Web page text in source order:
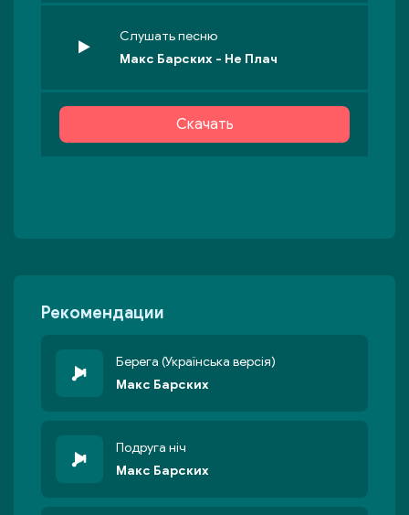
Слушать песню
Макс Барских - Не Плач
Скачать
Рекомендации
Берега (Українська версія)
Макс Барских
Подруга ніч
Макс Барских